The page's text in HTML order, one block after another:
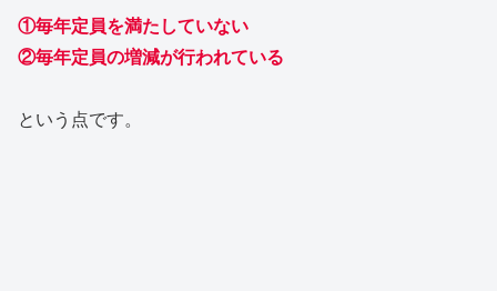
①毎年定員を満たしていない
②毎年定員の増減が行われている
という点です。